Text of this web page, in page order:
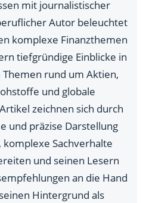
mit journalistischer
Autor beleuchtet
komplexe Finanzthemen
tiefgründige Einblicke in
rund um Aktien,
und globale
zeichnen sich durch
und präzise Darstellung
komplexe Sachverhalte
und seinen Lesern
an die Hand
Hintergrund als